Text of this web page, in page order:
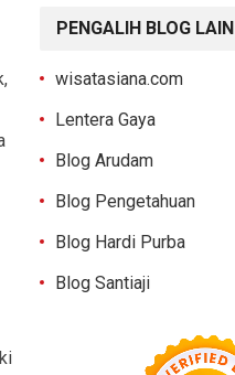
PENGALIH BLOG LAIN
wisatasiana.com
Lentera Gaya
Blog Arudam
Blog Pengetahuan
Blog Hardi Purba
Blog Santiaji